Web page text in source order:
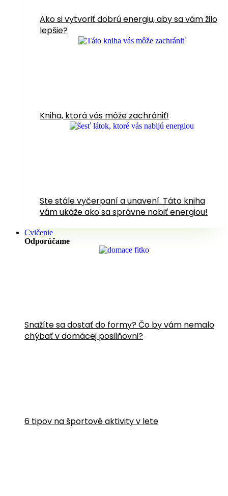
Ako si vytvoriť dobrú energiu, aby sa vám žilo
lepšie?
Kniha, ktorá vás môže zachrániť!
Ste stále vyčerpaní a unavení. Táto kniha
vám ukáže ako sa správne nabiť energiou!
Cvičenie
Odporúčame
Snažíte sa dostať do formy? Čo by vám nemalo
chýbať v domácej posilňovni?
6 tipov na športové aktivity v lete